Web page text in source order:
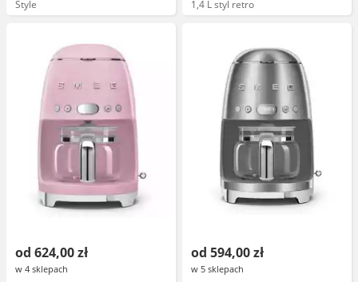
Style
1,4 L styl retro
od 624,00 zł
w 4 sklepach
od 594,00 zł
w 5 sklepach